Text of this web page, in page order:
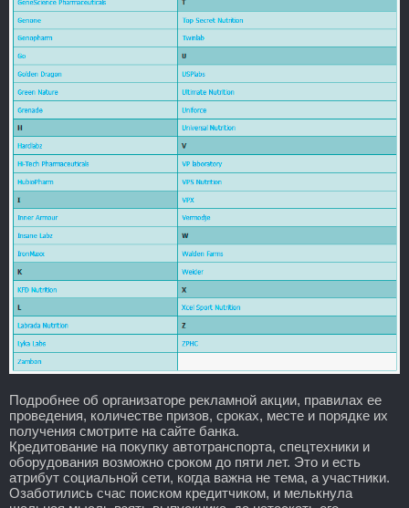
Подробнее об организаторе рекламной акции, правилах ее
проведения, количестве призов, сроках, месте и порядке их
получения смотрите на сайте банка.
Кредитование на покупку автотранспорта, спецтехники и
оборудования возможно сроком до пяти лет. Это и есть
атрибут социальной сети, когда важна не тема, а участники.
Озаботились счас поиском кредитчиком, и мелькнула